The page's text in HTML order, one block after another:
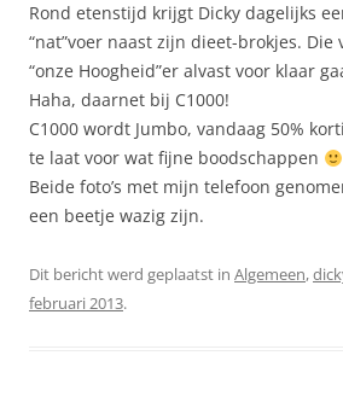
Rond etenstijd krijgt Dicky dagelijks
“nat”voer naast zijn dieet-brokjes.
“onze Hoogheid”er alvast voor klaar
Haha, daarnet bij C1000!
C1000 wordt Jumbo, vandaag 50%
te laat voor wat fijne boodschappen
Beide foto’s met mijn telefoon
een beetje wazig zijn.
Dit bericht werd geplaatst in Algemeen,
februari 2013.